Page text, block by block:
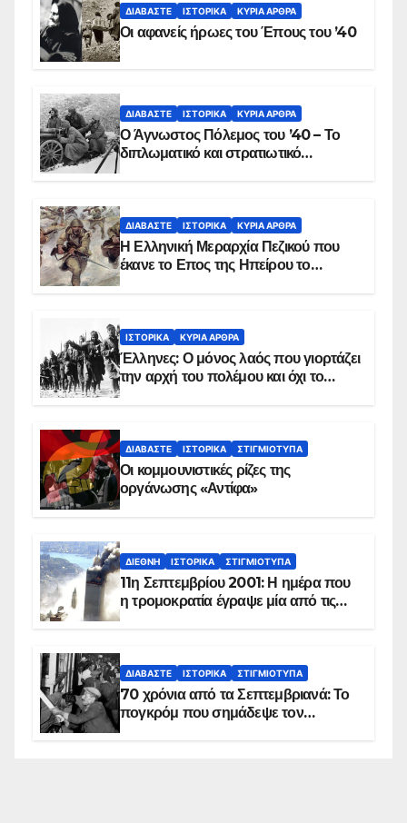
ΔΙΑΒΆΣΤΕ ΙΣΤΟΡΙΚΆ ΚΥΡΙΑ ΑΡΘΡΑ
Οι αφανείς ήρωες του Έπους του ’40
ΔΙΑΒΆΣΤΕ ΙΣΤΟΡΙΚΆ ΚΥΡΙΑ ΑΡΘΡΑ
Ο Άγνωστος Πόλεμος του ’40 – Το
διπλωματικό και στρατιωτικό
ΔΙΑΒΆΣΤΕ ΙΣΤΟΡΙΚΆ ΚΥΡΙΑ ΑΡΘΡΑ
Η Ελληνική Μεραρχία Πεζικού που
έκανε το Επος της Ηπείρου το
ΙΣΤΟΡΙΚΆ ΚΥΡΙΑ ΑΡΘΡΑ
Έλληνες: Ο μόνος λαός που γιορτάζει
την αρχή του πολέμου και όχι το
ΔΙΑΒΆΣΤΕ ΙΣΤΟΡΙΚΆ ΣΤΙΓΜΙΌΤΥΠΑ
Οι κομμουνιστικές ρίζες της
οργάνωσης «Αντίφα»
ΔΙΕΘΝΉ ΙΣΤΟΡΙΚΆ ΣΤΙΓΜΙΌΤΥΠΑ
11η Σεπτεμβρίου 2001: Η ημέρα που
η τρομοκρατία έγραψε μία από τις
ΔΙΑΒΆΣΤΕ ΙΣΤΟΡΙΚΆ ΣΤΙΓΜΙΌΤΥΠΑ
70 χρόνια από τα Σεπτεμβριανά: Το
πογκρόμ που σημάδεψε τον